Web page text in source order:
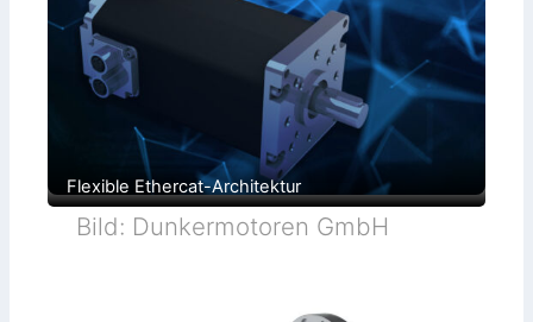
Flexible Ethercat-Architektur
Bild: Dunkermotoren GmbH